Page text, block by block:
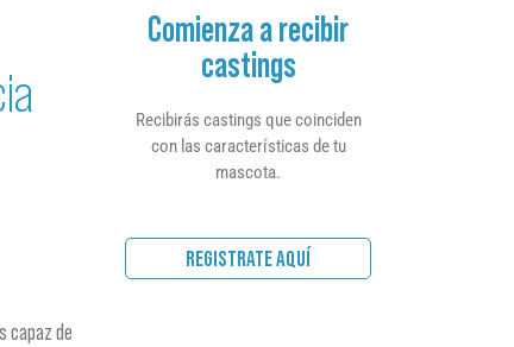
capaz de
Comienza a recibir
castings
Recibirás castings que coinciden
con las características de tu
mascota.
REGISTRATE AQUÍ